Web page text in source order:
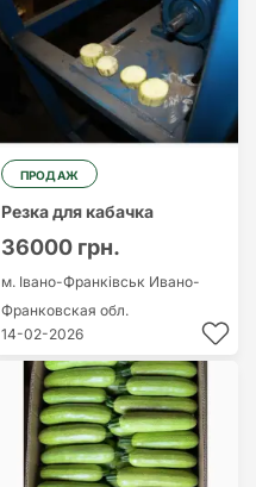
ПРОДАЖ
Резка для кабачка
36000 грн.
м. Івано-Франківськ Ивано-
Франковская обл.
14-02-2026